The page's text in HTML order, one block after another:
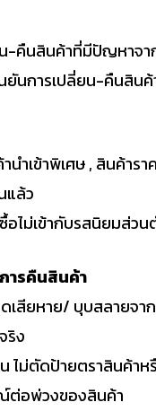
น-คืนสินค้าที่มีปัญหาจ
นการเปลี่ยน-คืนสินค้
นำเข้าพิเศษ , สินค้าร
แล้ว
ไม่เข้ากับรสนิยมส่
ารคืนสินค้า
เสียหาย/ บุบสลายจา
ริง
ไม่ตัดป้ายตราสินค้
ต่อพ่วงของสินค้า